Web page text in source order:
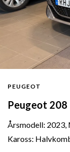
PEUGEOT
Peugeot 208
Årsmodell: 2023,
Kaross: